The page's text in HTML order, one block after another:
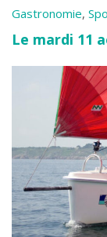
Gastronomie,
Le mardi 11